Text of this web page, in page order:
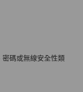
碼或無線安全性類